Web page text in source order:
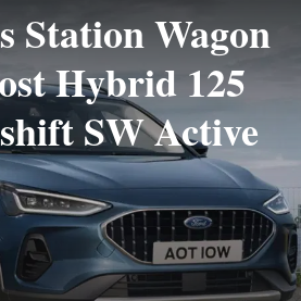
Station Wagon
Hybrid 125
SW Active